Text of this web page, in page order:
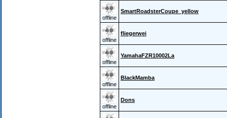
offline
SmartRoadsterCoupe_yellow
offline
fliegerwei
offline
YamahaFZR10002La
offline
BlackMamba
offline
Dons